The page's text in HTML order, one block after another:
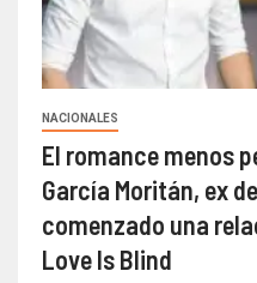
NACIONALES
El romance menos
García Moritán, ex
comenzado una
Love Is Blind